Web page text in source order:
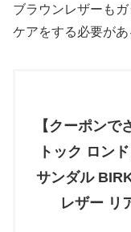
ブラウンレザーも
ケアをする必要があ
【クーポン
トック ロン
サンダル
レザー リ